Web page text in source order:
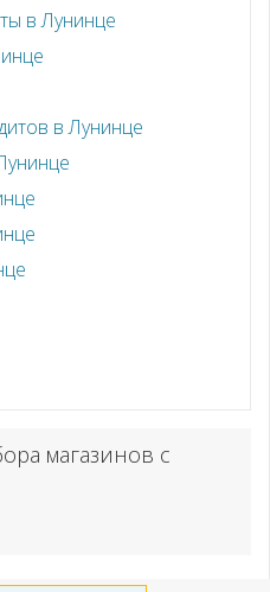
в Лунинце
в Лунинце
магазинов с